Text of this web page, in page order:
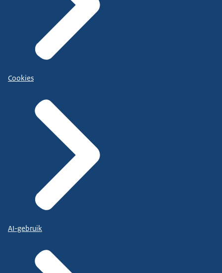
Cookies
AI-gebruik